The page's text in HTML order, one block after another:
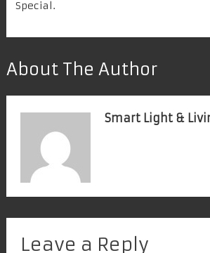
Special.
About The Author
Smart Light &
Leave a Reply